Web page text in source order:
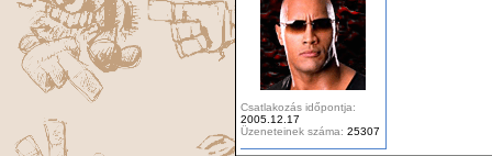
Csatlakozás időpontja:
2005.12.17
Üzeneteinek száma: 25307